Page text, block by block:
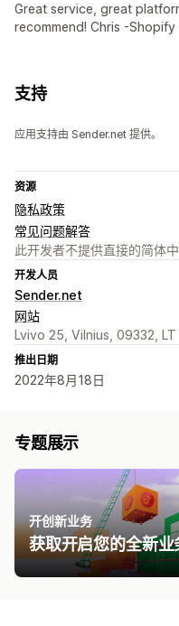
Great service, great
recommend! Chris -Shopify
支持
应用支持由 Sender.net 提供。
资源
隐私政策
常见问题解答
此开发者不提供直接的简体中
开发人员
Sender.net
网站
Lvivo 25, Vilnius, 09332, LT
推出日期
2022年8月18日
专题展示
开创新业务
获取开启您的全新